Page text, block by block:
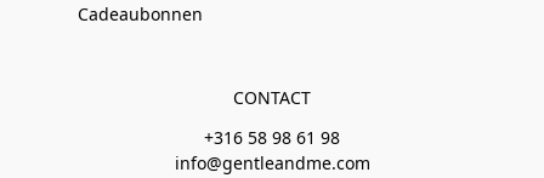
Cadeaubonnen
CONTACT
+316 58 98 61 98
info@gentleandme.com